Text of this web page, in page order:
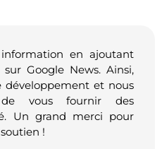
en ajoutant
Google News. Ainsi,
développement et nous
vous fournir des
Un grand merci pour
!